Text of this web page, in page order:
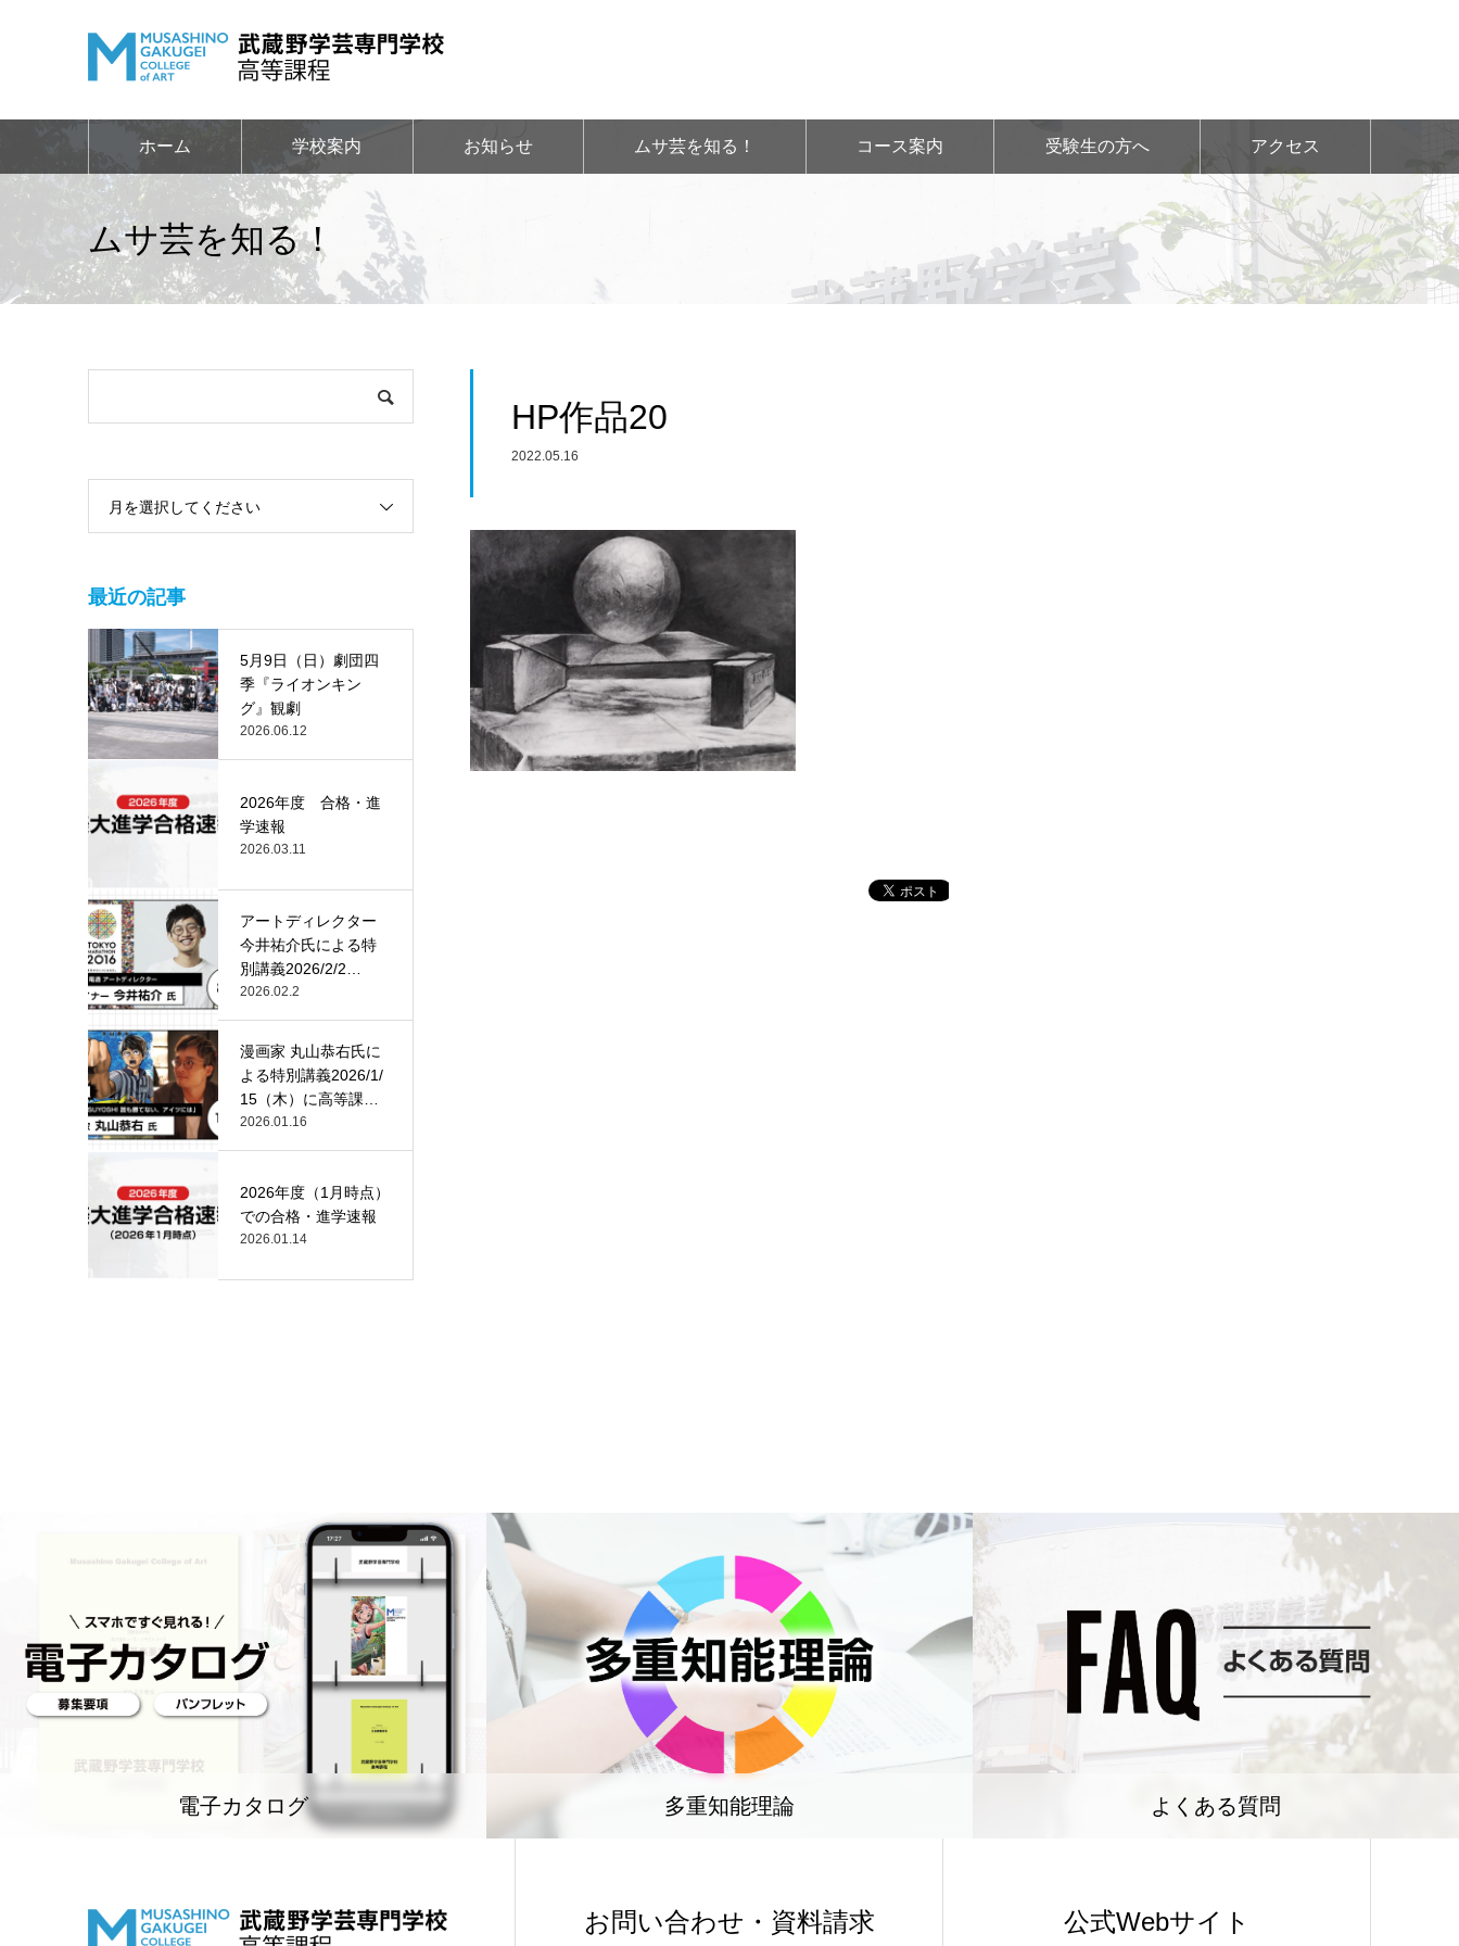
ホーム 学校案内 お知らせ ムサ芸を知る！ コース案内 受験生の方へ アクセス
ムサ芸を知る！
HP作品20
2022.05.16
月を選択してください
最近の記事
5月9日（日）劇団四
季『ライオンキン
グ』観劇
2026.06.12
2026年度 合格・進
学速報
2026.03.11
アートディレクター
今井祐介氏による特
別講義2026/2/2
（月）…
2026.02.2
漫画家 丸山恭右氏に
よる特別講義2026/1/
15（木）に高等課
程…
2026.01.16
2026年度（1月時点）
での合格・進学速報
2026.01.14
電子カタログ 多重知能理論 よくある質問
お問い合わせ・資料請求 公式Webサイト